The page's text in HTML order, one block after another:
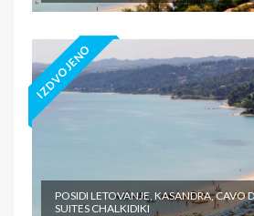
IZDVOJENO
POSIDI LETOVANJE, KASANDRA, CAVO
SUITES CHALKIDIKI